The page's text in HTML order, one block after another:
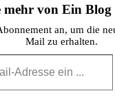
mehr von Ein Blog
an, um die
Mail zu erhalten.